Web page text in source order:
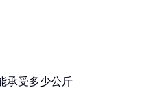
承受多少公斤